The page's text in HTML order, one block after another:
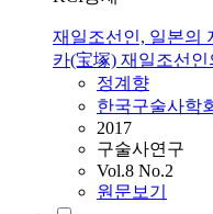
재일조선인, 일본의
카(宝塚) 재일조선
정계향
한국구술사학
2017
구술사연구
Vol.8 No.2
원문보기